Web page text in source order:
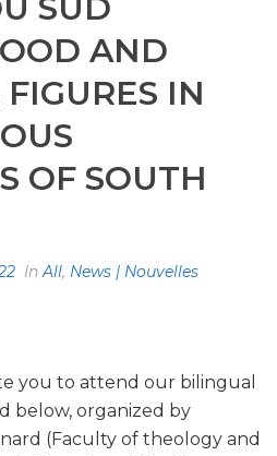
SUD
AND
IN
OF SOUTH
InAll, News | Nouvelles
you to attend our bilingual
below, organized by
(Faculty of theology and